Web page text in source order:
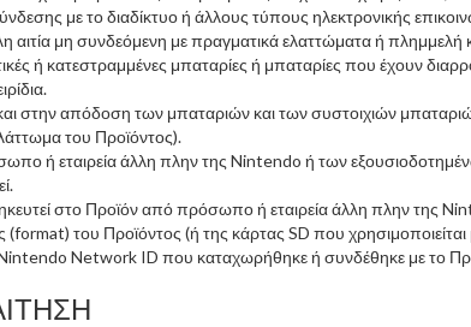
με το διαδίκτυο ή άλλους τύπους ηλεκτρονικής
αιτία μη συνδεόμενη με πραγματικά ελαττώματα ή πλημμελή
ή κατεστραμμένες μπαταρίες ή μπαταρίες που έχουν
στην απόδοση των μπαταριών και των συστοιχιών
του Προϊόντος).
ή εταιρεία άλλη πλην της Nintendo ή των
στο Προϊόν από πρόσωπο ή εταιρεία άλλη πλην της
του Προϊόντος (ή της κάρτας SD που χρησιμοποιείται
Network ID που καταχωρήθηκε ή συνδέθηκε με το